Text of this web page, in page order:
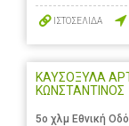
ΙΣΤΟΣΕΛΙΔΑ
ΚΑΥΣΟΞΥΛΑ
ΚΩΝΣΤΑΝΤΙΝΟΣ
5ο χλμ Εθνική